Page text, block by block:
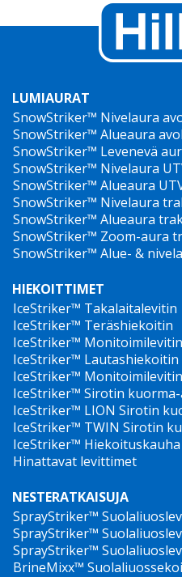
LUMIAURAT
SnowStriker™ Nivelaura
SnowStriker™ Alueaura
SnowStriker™ Levenevä
SnowStriker™ Nivelaura
SnowStriker™ Alueaura
SnowStriker™ Nivelaura
SnowStriker™ Alueaura
SnowStriker™ Zoom-aura
SnowStriker™ Alue- &
HIEKOITTIMET
IceStriker™ Takalaitalevitin
IceStriker™ Teräshiekoitin
IceStriker™
IceStriker™
IceStriker™
IceStriker™ Sirotin
IceStriker™ LION Sirotin
IceStriker™ TWIN Sirotin
IceStriker™ Hiekoituskauha
Hinattavat levittimet
NESTERATKAISUJA
SprayStriker™
SprayStriker™
SprayStriker™
BrineMixx™